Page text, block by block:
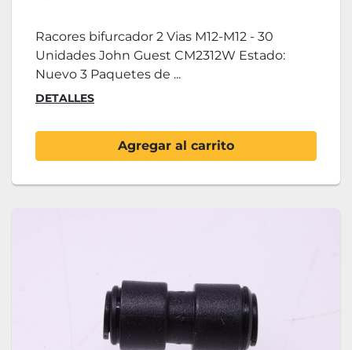
Racores bifurcador 2 Vias M12-M12 - 30
Unidades John Guest CM2312W Estado:
Nuevo 3 Paquetes de ...
DETALLES
Agregar al carrito